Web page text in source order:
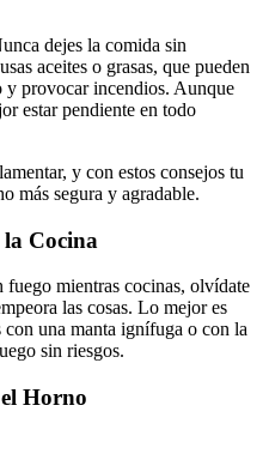
dejes la comida sin
aceites o grasas, que pueden
y provocar incendios. Aunque
estar pendiente en todo
y con estos consejos tu
más segura y agradable.
Cocina
fuego mientras cocinas, olvídate
las cosas. Lo mejor es
una manta ignífuga o con la
sin riesgos.
Horno